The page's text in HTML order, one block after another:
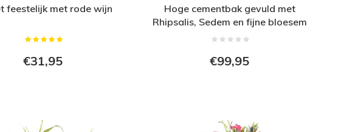
feestelijk met rode wijn
€31,95
Hoge cementbak gevuld met
Rhipsalis, Sedem en fijne bloesem
€99,95